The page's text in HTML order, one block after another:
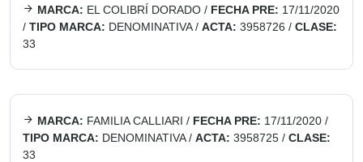
MARCA: EL COLIBRÍ DORADO / FECHA PRE: 17/11/2020
/ TIPO MARCA: DENOMINATIVA/ ACTA: 3958726 / CLASE:
33
MARCA: FAMILIA CALLIARI / FECHA PRE: 17/11/2020 /
TIPO MARCA: DENOMINATIVA/ ACTA: 3958725 / CLASE:
33